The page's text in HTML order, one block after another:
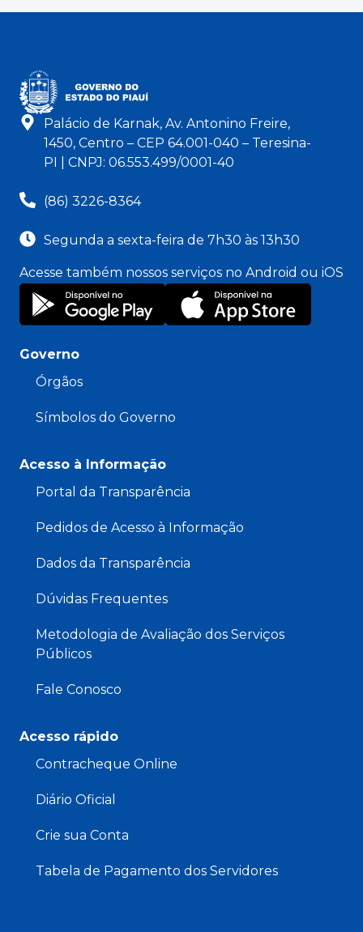
Palácio de Karnak, Av. Antonino Freire,
1450, Centro – CEP 64.001-040 – Teresina-
PI | CNPJ: 06.553.499/0001-40
(86) 3226-8364
Segunda a sexta-feira de 7h30 às 13h30
Acesse também nossos serviços no Android ou iOS
Governo
Órgãos
Símbolos do Governo
Acesso à Informação
Portal da Transparência
Pedidos de Acesso à Informação
Dados da Transparência
Dúvidas Frequentes
Metodologia de Avaliação dos Serviços
Públicos
Fale Conosco
Acesso rápido
Contracheque Online
Diário Oficial
Crie sua Conta
Tabela de Pagamento dos Servidores